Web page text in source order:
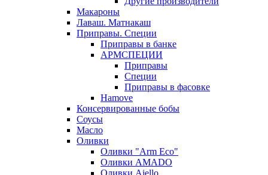
Макароны
Лаваш. Матнакаш
Приправы. Специи
Приправы в банке
АРМСПЕЦИИ
Приправы
Специи
Приправы в фасовке
Hamove
Консервированные бобы
Соусы
Масло
Оливки
Оливки "Arm Eco"
Оливки AMADO
Оливки Aiello